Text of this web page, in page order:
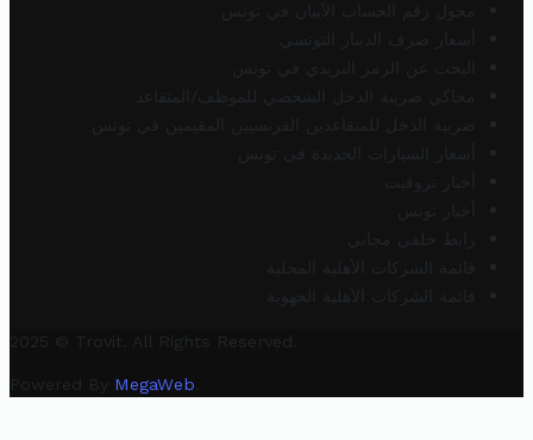
محول رقم الحساب الآيبان في تونس
أسعار صرف الدينار التونسي
البحث عن الرمز البريدي في تونس
محاكي ضريبة الدخل الشخصي للموظف/المتقاعد
ضريبة الدخل للمتقاعدين الفرنسيين المقيمين في تونس
أسعار السيارات الجديدة في تونس
أخبار تروفيت
أخبار تونس
رابط خلفي مجاني
قائمة الشركات الأهلية المحلية
قائمة الشركات الأهلية الجهوية
2025 © Trovit. All Rights Reserved.
Powered By MegaWeb